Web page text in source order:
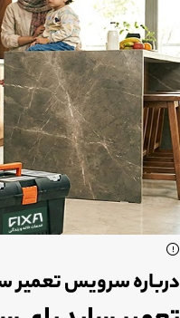
درباره سرویس تعمیر